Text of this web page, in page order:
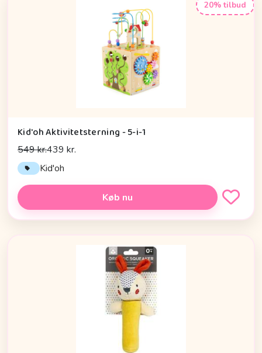
20% tilbud
Kid'oh Aktivitetsterning - 5-i-1
549 kr.439 kr.
Kid'oh
Køb nu